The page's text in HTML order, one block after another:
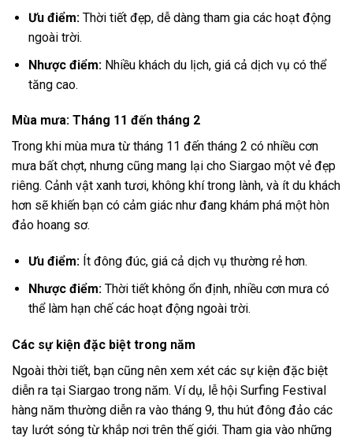
Ưu điểm:Thời tiết đẹp, dễ dàng tham gia các hoạt động
ngoài trời.
Nhược điểm:Nhiều khách du lịch, giá cả dịch vụ có thể
tăng cao.
Mùa mưa: Tháng 11 đến tháng 2
Trong khi mùa mưa từ tháng 11 đến tháng 2 có nhiều cơn
mưa bất chợt, nhưng cũng mang lại cho Siargao một vẻ đẹp
riêng. Cảnh vật xanh tươi, không khí trong lành, và ít du khách
hơn sẽ khiến bạn có cảm giác như đang khám phá một hòn
đảo hoang sơ.
Ưu điểm:Ít đông đúc, giá cả dịch vụ thường rẻ hơn.
Nhược điểm:Thời tiết không ổn định, nhiều cơn mưa có
thể làm hạn chế các hoạt động ngoài trời.
Các sự kiện đặc biệt trong năm
Ngoài thời tiết, bạn cũng nên xem xét các sự kiện đặc biệt
diễn ra tại Siargao trong năm. Ví dụ, lễ hội Surfing Festival
hàng năm thường diễn ra vào tháng 9, thu hút đông đảo các
tay lướt sóng từ khắp nơi trên thế giới. Tham gia vào những